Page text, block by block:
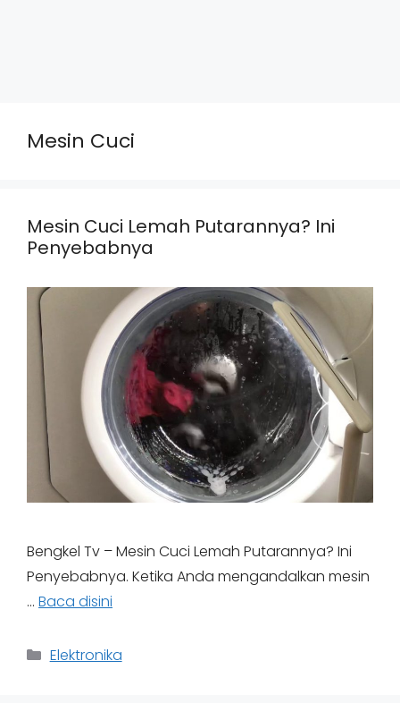
Mesin Cuci
Mesin Cuci Lemah Putarannya? Ini
Penyebabnya
Bengkel Tv – Mesin Cuci Lemah Putarannya? Ini
Penyebabnya. Ketika Anda mengandalkan mesin
… Baca disini
Categories
Elektronika